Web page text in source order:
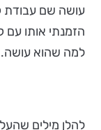
עושה שם עבודת
הזמנתי אותו עם
למה שהוא עושה.
להלן מילים